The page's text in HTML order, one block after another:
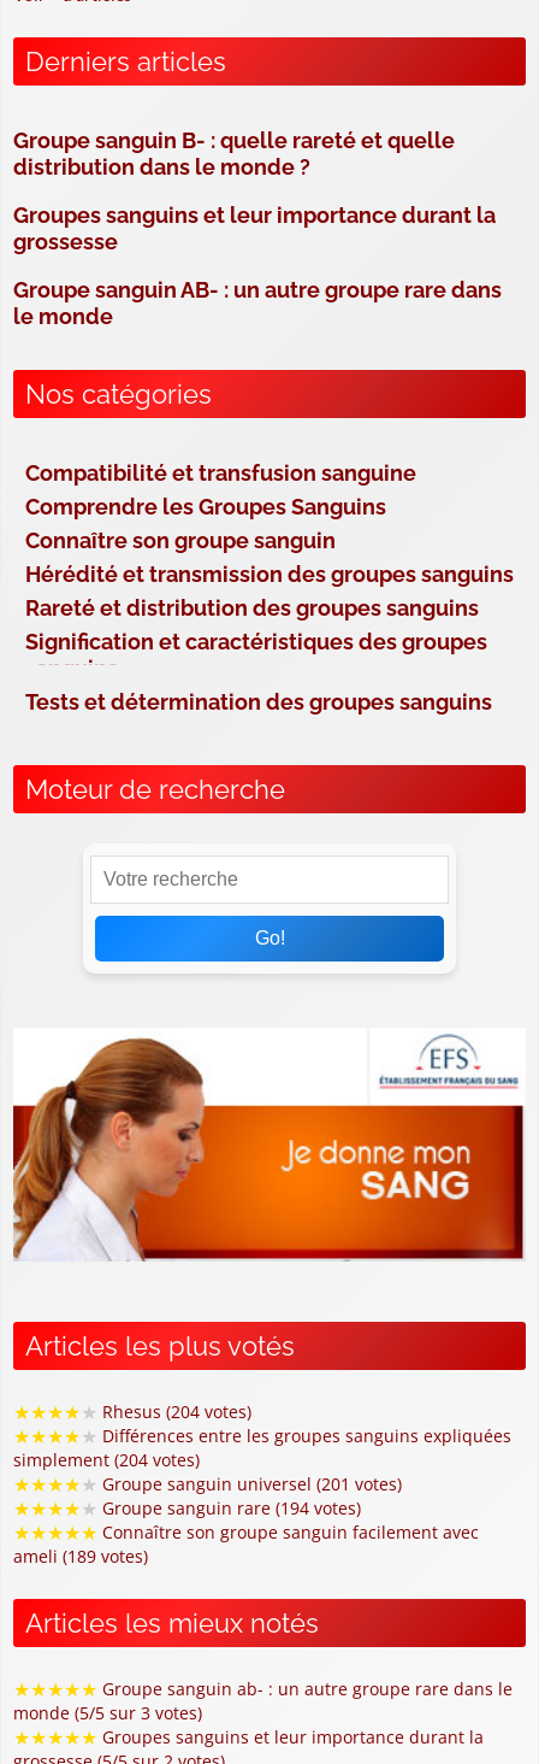
Derniers articles
Groupe sanguin B- : quelle rareté et quelle
distribution dans le monde ?
Groupes sanguins et leur importance durant la
grossesse
Groupe sanguin AB- : un autre groupe rare dans
le monde
Nos catégories
Compatibilité et transfusion sanguine
Comprendre les Groupes Sanguins
Connaître son groupe sanguin
Hérédité et transmission des groupes sanguins
Rareté et distribution des groupes sanguins
Signification et caractéristiques des groupes
sanguins
Tests et détermination des groupes sanguins
Moteur de recherche
Go!
Articles les plus votés
★★★★★ Rhesus (204 votes)
★★★★★ Différences entre les groupes sanguins expliquées
simplement (204 votes)
★★★★★ Groupe sanguin universel (201 votes)
★★★★★ Groupe sanguin rare (194 votes)
★★★★★ Connaître son groupe sanguin facilement avec
ameli (189 votes)
Articles les mieux notés
★★★★★ Groupe sanguin ab- : un autre groupe rare dans le
monde (5/5 sur 3 votes)
★★★★★ Groupes sanguins et leur importance durant la